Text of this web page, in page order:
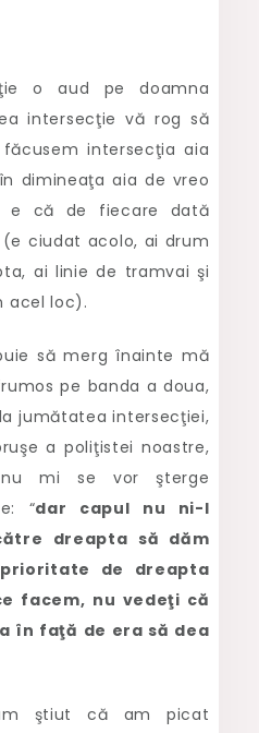
o aud pe doamna
intersecţie vă rog să
intersecţia aia
dimineaţa aia de vreo
e că de fiecare dată
ciudat acolo, ai drum
ai linie de tramvai şi
acel loc).
să merg înainte mă
pe banda a doua,
jumătatea intersecţiei,
a poliţistei noastre,
mi se vor şterge
“dar capul nu ni-l
dreapta să dăm
de dreapta
facem, nu vedeţi că
în faţă de era să dea
ştiut că am picat